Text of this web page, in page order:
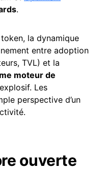
.
la dynamique
entre adoption
TVL) et la
moteur de
Les
perspective d’un
ouverte